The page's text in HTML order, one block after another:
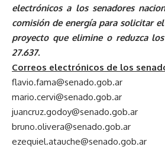
electrónicos a los senadores
comisión de energía para solicitar
proyecto que elimine o reduzca
27.637.
Correos electrónicos de los
flavio.fama@senado.gob.ar
mario.cervi@senado.gob.ar
juancruz.godoy@senado.gob.ar
bruno.olivera@senado.gob.ar
ezequiel.atauche@senado.gob.ar